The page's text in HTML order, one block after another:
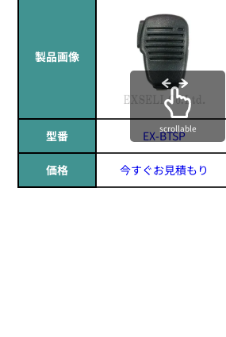
製品画像
型番 EX-BTSP
価格 今すぐお見積もり
scrollable